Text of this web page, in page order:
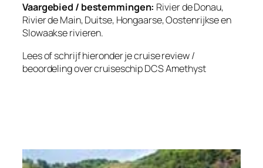
Vaargebied / bestemmingen: Rivier de Donau,
Rivier de Main, Duitse, Hongaarse, Oostenrijkse en
Slowaakse rivieren.
Lees of schrijf hieronder je cruise review /
beoordeling over cruiseschip DCS Amethyst